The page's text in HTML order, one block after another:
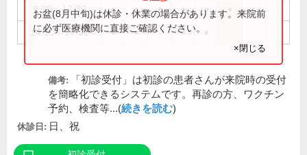
9:00～12:30 ● ● ● ● ●
14:30～17:30 ● ● ●
お盆(8月中旬)は休診・休業の場合があります。来院前
に必ず医療機関に直接ご確認ください。
×閉じる
備考:
「初診受付」は初診の患者さんが来院時の受付
を簡略化できるシステムです。再診の方、ワクチン
予約、検査等...(続きを読む)
休診日: 日、祝